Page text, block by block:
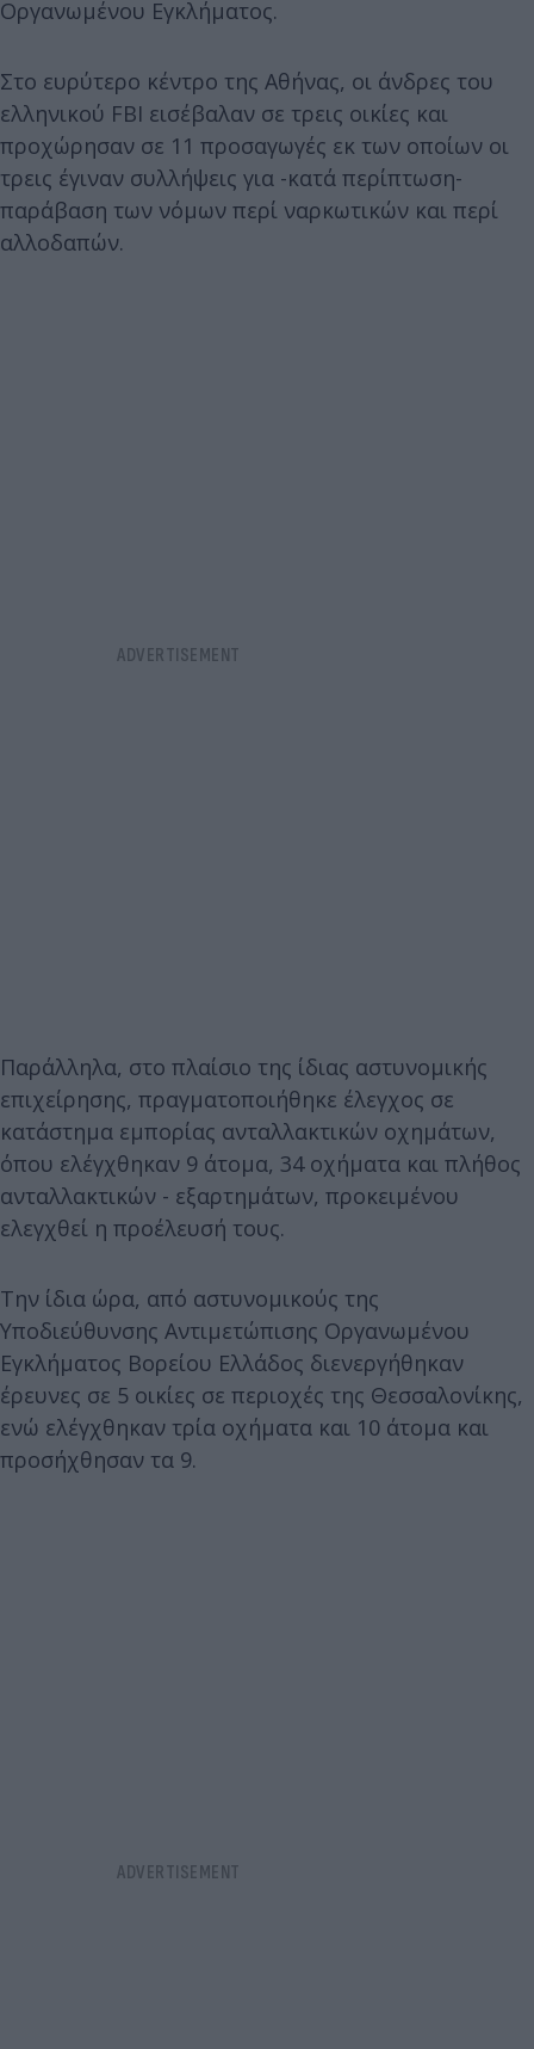
Οργανωμένου Εγκλήματος.
Στο ευρύτερο κέντρο της Αθήνας, οι άνδρες του
ελληνικού FBI εισέβαλαν σε τρεις οικίες και
προχώρησαν σε 11 προσαγωγές εκ των οποίων οι
τρεις έγιναν συλλήψεις για -κατά περίπτωση-
παράβαση των νόμων περί ναρκωτικών και περί
αλλοδαπών.
Παράλληλα, στο πλαίσιο της ίδιας αστυνομικής
επιχείρησης, πραγματοποιήθηκε έλεγχος σε
κατάστημα εμπορίας ανταλλακτικών οχημάτων,
όπου ελέγχθηκαν 9 άτομα, 34 οχήματα και πλήθος
ανταλλακτικών - εξαρτημάτων, προκειμένου
ελεγχθεί η προέλευσή τους.
Την ίδια ώρα, από αστυνομικούς της
Υποδιεύθυνσης Αντιμετώπισης Οργανωμένου
Εγκλήματος Βορείου Ελλάδος διενεργήθηκαν
έρευνες σε 5 οικίες σε περιοχές της Θεσσαλονίκης,
ενώ ελέγχθηκαν τρία οχήματα και 10 άτομα και
προσήχθησαν τα 9.